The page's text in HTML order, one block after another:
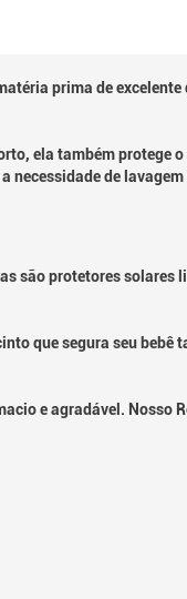
prima de excelente
ela também protege
necessidade de
são protetores solares
que segura seu bebê
e agradável. Nosso